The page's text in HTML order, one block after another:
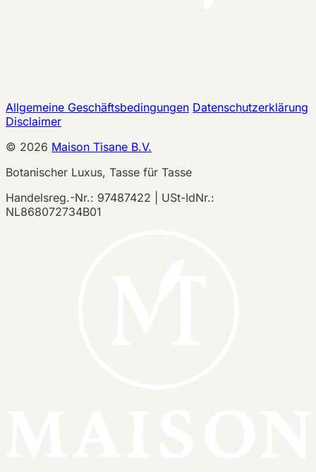
Allgemeine Geschäftsbedingungen Datenschutzerklärung
Disclaimer
© 2026 Maison Tisane B.V.
Botanischer Luxus, Tasse für Tasse
Handelsreg.-Nr.: 97487422 | USt-IdNr.:
NL868072734B01